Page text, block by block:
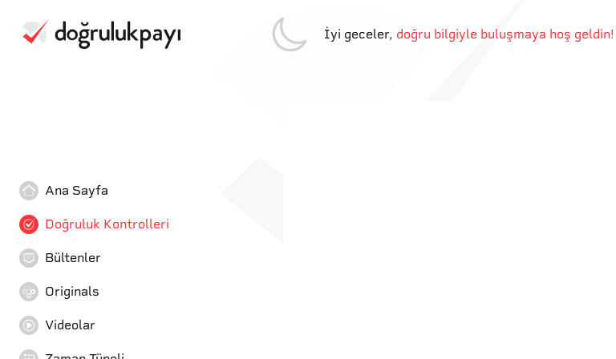
İyi geceler, doğru bilgiyle buluşmaya hoş geldin!
Ana Sayfa
Doğruluk Kontrolleri
Bültenler
Originals
Videolar